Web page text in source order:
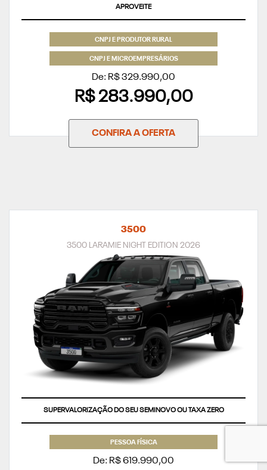
APROVEITE
CNPJ E PRODUTOR RURAL
CNPJ E MICROEMPRESÁRIOS
De: R$ 329.990,00
R$ 283.990,00
CONFIRA A OFERTA
3500
3500 LARAMIE NIGHT EDITION 2026
SUPERVALORIZAÇÃO DO SEU SEMINOVO OU TAXA ZERO
PESSOA FÍSICA
De: R$ 619.990,00